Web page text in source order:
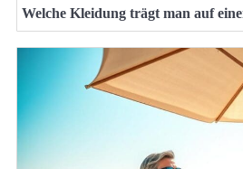
Welche Kleidung trägt man auf